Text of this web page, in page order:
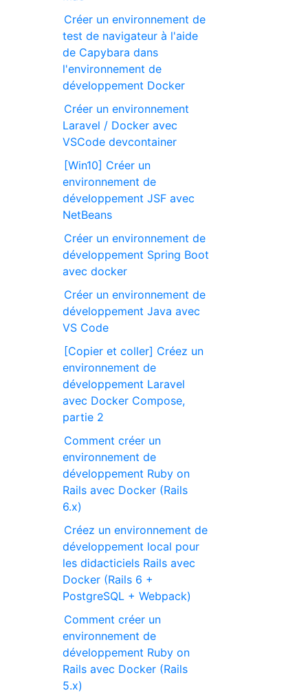
Créer un environnement de
test de navigateur à l'aide
de Capybara dans
l'environnement de
développement Docker
Créer un environnement
Laravel / Docker avec
VSCode devcontainer
[Win10] Créer un
environnement de
développement JSF avec
NetBeans
Créer un environnement de
développement Spring Boot
avec docker
Créer un environnement de
développement Java avec
VS Code
[Copier et coller] Créez un
environnement de
développement Laravel
avec Docker Compose,
partie 2
Comment créer un
environnement de
développement Ruby on
Rails avec Docker (Rails
6.x)
Créez un environnement de
développement local pour
les didacticiels Rails avec
Docker (Rails 6 +
PostgreSQL + Webpack)
Comment créer un
environnement de
développement Ruby on
Rails avec Docker (Rails
5.x)